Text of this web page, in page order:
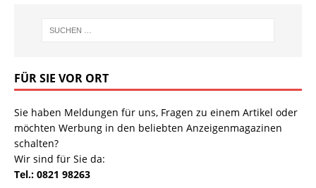
FÜR SIE VOR ORT
Sie haben Meldungen für uns, Fragen zu einem Artikel oder
möchten Werbung in den beliebten Anzeigenmagazinen
schalten?
Wir sind für Sie da:
Tel.: 0821 98263